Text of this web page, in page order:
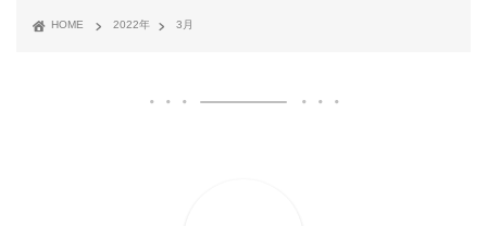
HOME 2022年 3月